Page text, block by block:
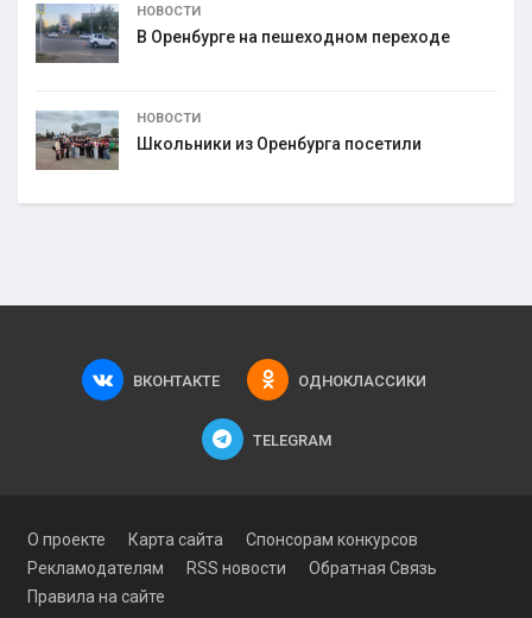
НОВОСТИ
В Оренбурге на пешеходном переходе
НОВОСТИ
Школьники из Оренбурга посетили
ВКОНТАКТЕ ОДНОКЛАССИКИ
TELEGRAM
О проекте Карта сайта
Спонсорам конкурсов
Рекламодателям
RSS новости
Обратная Связь
Правила на сайте